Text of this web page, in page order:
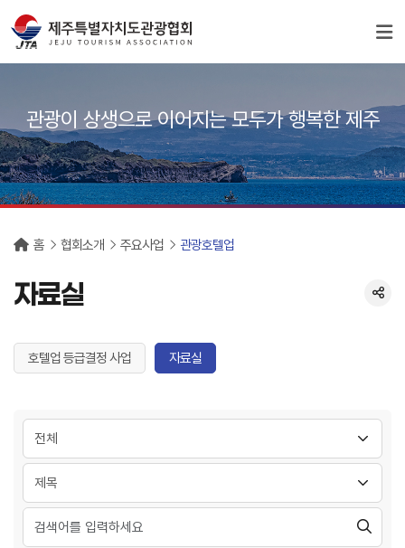
관광이 상생으로 이어지는 모두가 행복한 제주
홈 협회소개 주요사업 관광호텔업
자료실
호텔업 등급결정 사업 자료실
답변상태
분류 선택